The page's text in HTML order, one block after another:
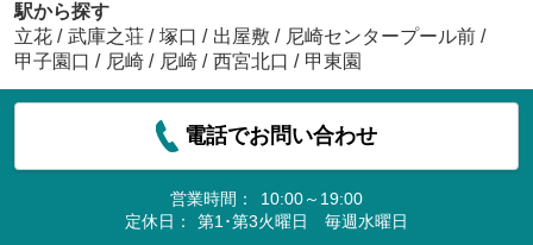
駅から探す
立花 / 武庫之荘 / 塚口 / 出屋敷 / 尼崎センタープール前 /
甲子園口 / 尼崎 / 尼崎 / 西宮北口 / 甲東園
電話でお問い合わせ
営業時間：
10:00～19:00
定休日：
第1･第3火曜日 毎週水曜日